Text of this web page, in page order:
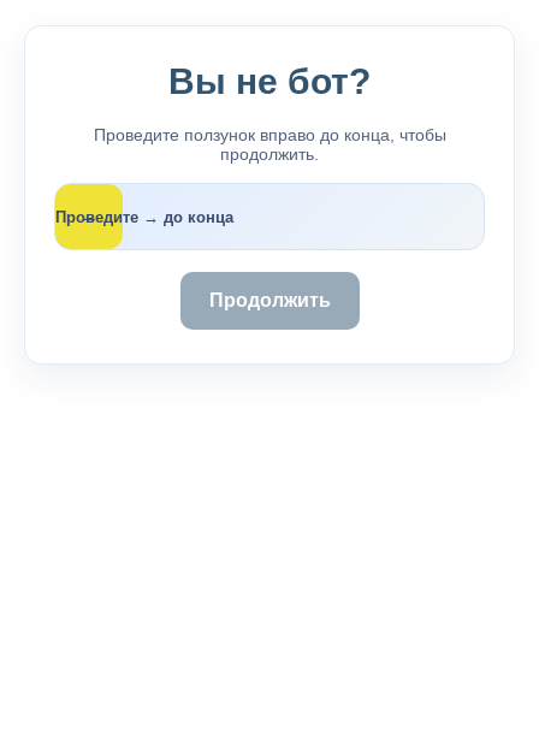
Вы не бот?
Проведите ползунок вправо до конца, чтобы
продолжить.
Проведите → до конца
→
Продолжить